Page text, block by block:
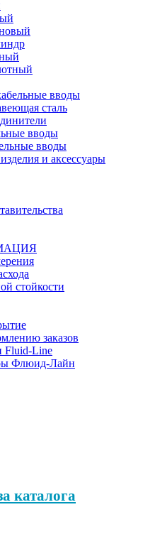
вводы
сталь
вводы
вводы
и аксессуары
стойкости
заказов
Fluid-Line
Флюид-Лайн
каталога